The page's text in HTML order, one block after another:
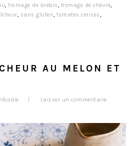
,fromage de brebis, fromage de chèvre,
, sans gluten,tomates cerises,
AU MELON ET
Laisser un commentaire